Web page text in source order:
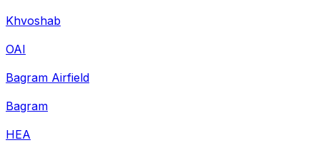
Khvoshab
OAI
Bagram Airfield
Bagram
HEA